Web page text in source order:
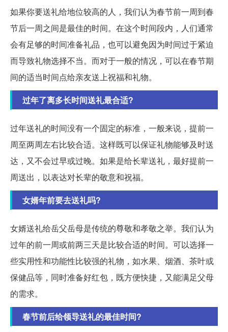
如果你要送礼给地位较高的人，我们认为春节前一周到春
节后一周之间是最佳的时间。在这个时间段内，人们通常
会有足够的时间准备礼品，也可以避免因为时间过于紧迫
而导致礼物选择不当。而对于一般的情况，可以在春节期
间的适当时间点给亲友送上祝福和礼物。
过年了离多长时间送礼最合适?
过年送礼的时间没有一个固定的标准，一般来说，提前一
周至两周左右比较合适。这样既可以保证礼物能够及时送
达，又不会过早或过晚。如果是给长辈送礼，最好提前一
周送出，以表达对长辈的敬意和祝福。
女婿年前要去送礼吗?
女婿送礼给岳父岳母是传统的尊敬和孝敬之举。我们认为
过年的前一周或前两三天是比较合适的时间。可以选择一
些实用性和功能性比较强的礼物，如水果、烟酒、茶叶或
保健品等，同时准备好红包，既方便快捷，又能满足父母
的需求。
春节前后给领导送礼的最佳时间?